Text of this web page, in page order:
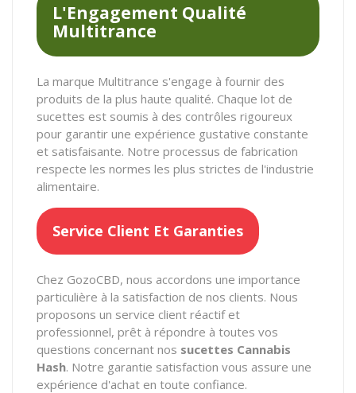
L'Engagement Qualité
Multitrance
La marque Multitrance s'engage à fournir des
produits de la plus haute qualité. Chaque lot de
sucettes est soumis à des contrôles rigoureux
pour garantir une expérience gustative constante
et satisfaisante. Notre processus de fabrication
respecte les normes les plus strictes de l'industrie
alimentaire.
Service Client Et Garanties
Chez GozoCBD, nous accordons une importance
particulière à la satisfaction de nos clients. Nous
proposons un service client réactif et
professionnel, prêt à répondre à toutes vos
questions concernant nos sucettes Cannabis
Hash. Notre garantie satisfaction vous assure une
expérience d'achat en toute confiance.